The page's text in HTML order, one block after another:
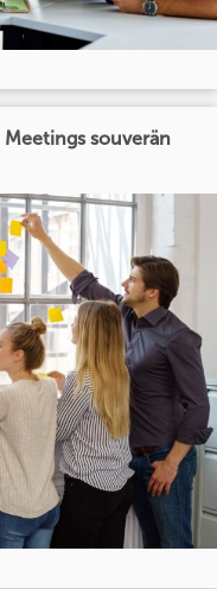
souverän